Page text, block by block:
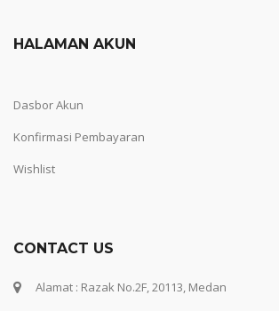
HALAMAN AKUN
Dasbor Akun
Konfirmasi Pembayaran
Wishlist
CONTACT US
Alamat : Razak No.2F, 20113, Medan